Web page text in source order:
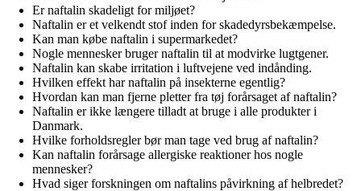
Er naftalin skadeligt for miljøet?
Naftalin er et velkendt stof inden for skadedyrsbekæmpelse.
Kan man købe naftalin i supermarkedet?
Nogle mennesker bruger naftalin til at modvirke lugtgener.
Naftalin kan skabe irritation i luftvejene ved indånding.
Hvilken effekt har naftalin på insekterne egentlig?
Hvordan kan man fjerne pletter fra tøj forårsaget af naftalin?
Naftalin er ikke længere tilladt at bruge i alle produkter i
Danmark.
Hvilke forholdsregler bør man tage ved brug af naftalin?
Kan naftalin forårsage allergiske reaktioner hos nogle
mennesker?
Hvad siger forskningen om naftalins påvirkning af helbredet?